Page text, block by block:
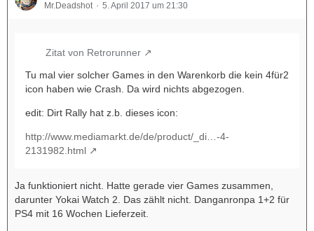
Mr.Deadshot 5. April 2017 um 21:30
Zitat von Retrorunner
Tu mal vier solcher Games in den Warenkorb die kein 4für2
icon haben wie Crash. Da wird nichts abgezogen.
edit: Dirt Rally hat z.b. dieses icon:
http://www.mediamarkt.de/de/product/_di…-4-
2131982.html
Ja funktioniert nicht. Hatte gerade vier Games zusammen,
darunter Yokai Watch 2. Das zählt nicht. Danganronpa 1+2 für
PS4 mit 16 Wochen Lieferzeit.